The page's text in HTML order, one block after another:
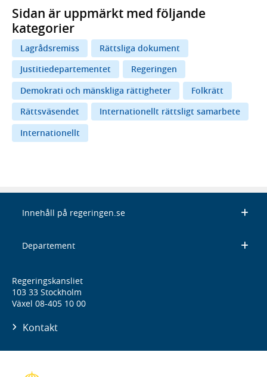
Sidan är uppmärkt med följande
kategorier
Lagrådsremiss
Rättsliga dokument
Justitiedepartementet
Regeringen
Demokrati och mänskliga rättigheter
Folkrätt
Rättsväsendet
Internationellt rättsligt samarbete
Internationellt
Innehåll på regeringen.se
Departement
Regeringskansliet
103 33 Stockholm
Växel 08-405 10 00
Kontakt